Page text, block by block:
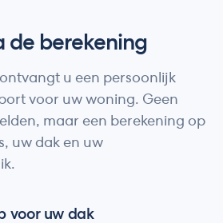
de berekening
u een persoonlijk
voor uw woning. Geen
maar een berekening op
uw dak en uw
voor uw dak